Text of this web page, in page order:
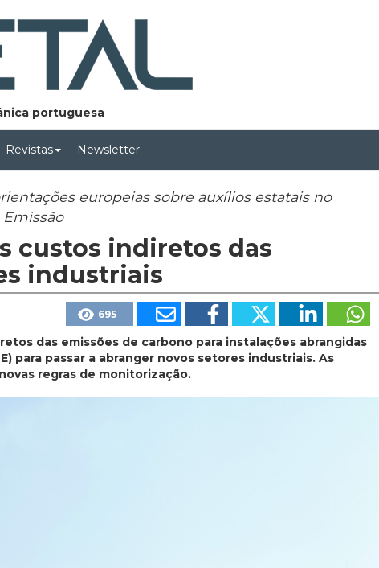
portuguesa
Revistas Newsletter
europeias sobre auxílios estatais no
custos indiretos das
industriais
695
das emissões de carbono para instalações abrangidas
para passar a abranger novos setores industriais. As
regras de monitorização.